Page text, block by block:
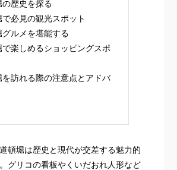
の歴史を探る
で必見の観光スポット
グルメを堪能する
で楽しめるショッピングスポ
を訪れる際の注意点とアドバ
頓堀は歴史と現代が交差する魅力的
グリコの看板やくいだおれ人形など